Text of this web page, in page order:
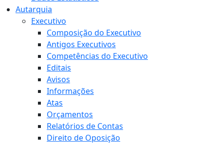
Autarquia
Executivo
Composição do Executivo
Antigos Executivos
Competências do Executivo
Editais
Avisos
Informações
Atas
Orçamentos
Relatórios de Contas
Direito de Oposição